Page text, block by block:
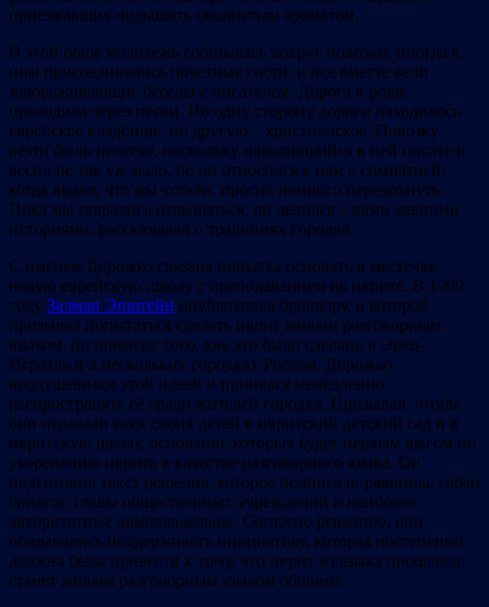
приезжавших подышать смолистым ароматом.
В этой роще молодёжь собиралась вокруг повозки, иногда к
ним присоединялись почетные гости, и все вместе вели
завораживающие беседы с писателем. Дорога к роще
проходила через пески. По одну сторону дороги находилось
еврейское кладбище, по другую – христианское. Повозку
везти было нелегко, поскольку находившийся в ней писатель
весил не так уж мало, но он относился к нам с симпатией;
когда видел, что мы устали, просил немного передохнуть.
Пока мы старались отдышаться, он делился с нами давними
историями, рассказывал о традициях городка.
С именем Дорожко связана попытка основать в местечке
новую еврейскую школу с преподаванием на иврите. В 1909
году Залман Эпштейн опубликовал брошюру, в которой
призывал попытаться сделать иврит живым разговорным
языком, по примеру того, как это было сделано в Эрец-
Исраэль и в нескольких городках России. Дорожко
воодушевился этой идеей и принялся немедленно
распространять её среди жителей городка. Призывал, чтобы
они отдавали всех своих детей в ивритский детский сад и в
ивритскую школу, основание которых будет первым шагом по
укоренению иврита в качестве разговорного языка. Он
подготовил текст решения, которое подписали раввины, габаи
синагог, главы общественных учреждений и наиболее
авторитетные домовладельцы. Согласно решению, они
обязывались поддерживать инициативу, которая постепенно
должна была привести к тому, что иврит из языка прошлого
станет живым разговорным языком общины.